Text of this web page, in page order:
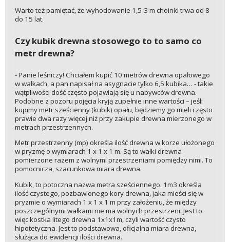
Warto też pamiętać, że wyhodowanie 1,5-3 m choinki trwa od 8
do 15 lat.
Czy kubik drewna stosowego to to samo co
metr drewna?
- Panie leśniczy! Chciałem kupić 10 metrów drewna opałowego
w wałkach, a pan napisał na asygnacie tylko 6,5 kubika… - takie
wątpliwości dość często pojawiają się u nabywców drewna.
Podobne z pozoru pojęcia kryją zupełnie inne wartości – jeśli
kupimy metr sześcienny (kubik) opału, będziemy go mieli często
prawie dwa razy więcej niż przy zakupie drewna mierzonego w
metrach przestrzennych.
Metr przestrzenny (mp) określa ilość drewna w korze ułożonego
w pryzmę o wymiarach 1 x 1 x 1 m. Są to wałki drewna
pomierzone razem z wolnymi przestrzeniami pomiędzy nimi. To
pomocnicza, szacunkowa miara drewna.
Kubik, to potoczna nazwa metra sześciennego. 1m3 określa
ilość czystego, pozbawionego kory drewna, jaka mieści się w
pryzmie o wymiarach 1 x 1 x 1 m przy założeniu, że między
poszczególnymi wałkami nie ma wolnych przestrzeni. Jest to
więc kostka litego drewna 1x1x1m, czyli wartość czysto
hipotetyczna. Jest to podstawowa, oficjalna miara drewna,
służąca do ewidencji ilości drewna.